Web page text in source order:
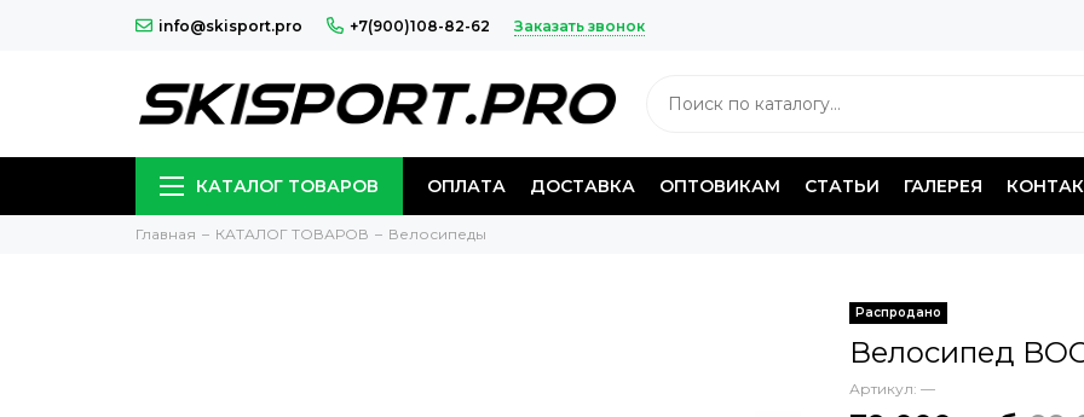
info@skisport.pro +7(900)108-82-62 Заказать звонок
КАТАЛОГ ТОВАРОВ ОПЛАТА ДОСТАВКА ОПТОВИКАМ СТАТЬИ ГАЛЕРЕЯ
Главная КАТАЛОГ ТОВАРОВ Велосипеды
Распродано
Велосипед
Артикул: —